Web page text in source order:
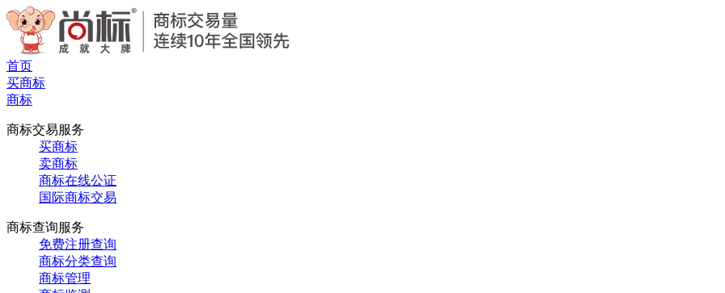
首页
买商标
商标
商标交易服务
买商标
卖商标
商标在线公证
国际商标交易
商标查询服务
免费注册查询
商标分类查询
商标管理